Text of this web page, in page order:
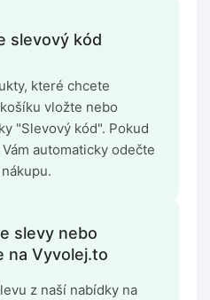
slevový kód
které chcete
vložte nebo
"Slevový kód". Pokud
automaticky odečte
slevy nebo
na Vyvolej.to
z naší nabídky na